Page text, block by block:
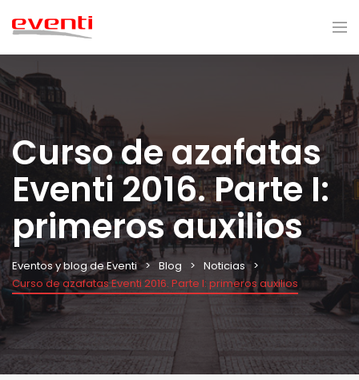
Curso de azafatas
Eventi 2016. Parte I:
primeros auxilios
Eventos y blog de Eventi Blog
Noticias
Curso de azafatas Eventi 2016. Parte I: primeros auxilios